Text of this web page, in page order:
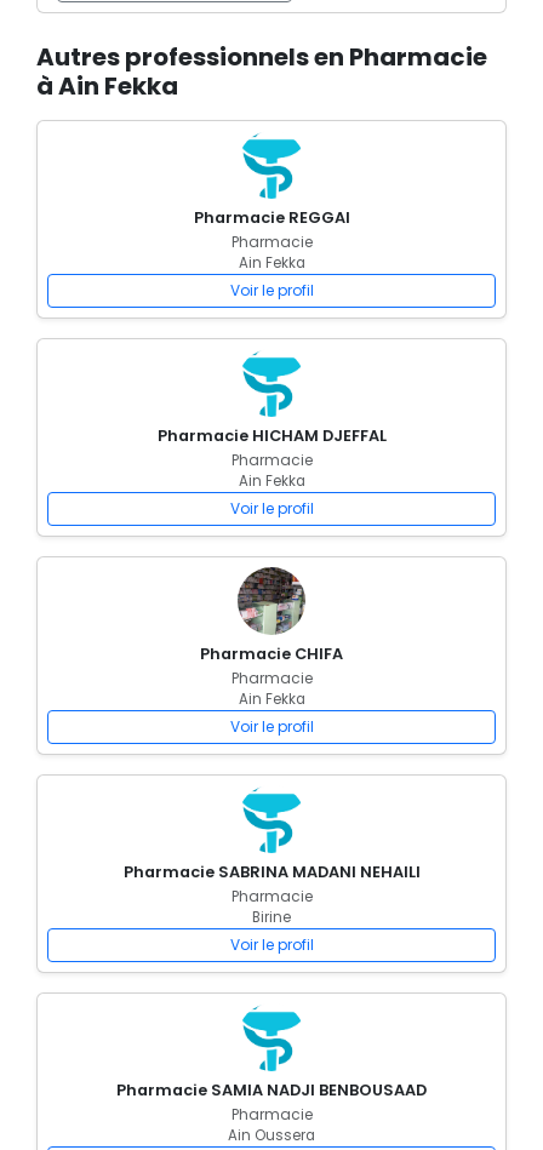
Autres professionnels en Pharmacie
à Ain Fekka
Pharmacie REGGAI
Pharmacie
Ain Fekka
Voir le profil
Pharmacie HICHAM DJEFFAL
Pharmacie
Ain Fekka
Voir le profil
Pharmacie CHIFA
Pharmacie
Ain Fekka
Voir le profil
Pharmacie SABRINA MADANI NEHAILI
Pharmacie
Birine
Voir le profil
Pharmacie SAMIA NADJI BENBOUSAAD
Pharmacie
Ain Oussera